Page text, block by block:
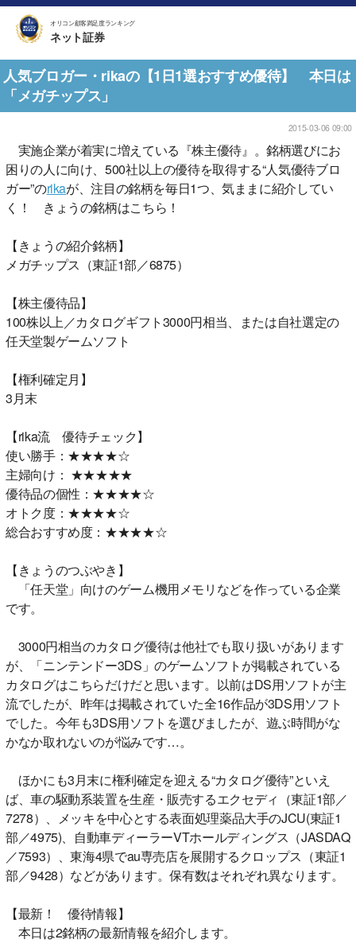
オリコン顧客満足度ランキング
ネット証券
人気ブロガー・rikaの【1日1選おすすめ優待】 本日は
「メガチップス」
2015-03-06 09:00
実施企業が着実に増えている『株主優待』。銘柄選びにお
困りの人に向け、500社以上の優待を取得する“人気優待ブロ
ガー”のrikaが、注目の銘柄を毎日1つ、気ままに紹介してい
く！ きょうの銘柄はこちら！
【きょうの紹介銘柄】
メガチップス（東証1部／6875）
【株主優待品】
100株以上／カタログギフト3000円相当、または自社選定の
任天堂製ゲームソフト
【権利確定月】
3月末
【rika流 優待チェック】
使い勝手：★★★★☆
主婦向け： ★★★★★
優待品の個性：★★★★☆
オトク度：★★★★☆
総合おすすめ度：★★★★☆
【きょうのつぶやき】
「任天堂」向けのゲーム機用メモリなどを作っている企業
です。
3000円相当のカタログ優待は他社でも取り扱いがあります
が、「ニンテンドー3DS」のゲームソフトが掲載されている
カタログはこちらだけだと思います。以前はDS用ソフトが主
流でしたが、昨年は掲載されていた全16作品が3DS用ソフト
でした。今年も3DS用ソフトを選びましたが、遊ぶ時間がな
かなか取れないのが悩みです…。
ほかにも3月末に権利確定を迎える“カタログ優待”といえ
ば、車の駆動系装置を生産・販売するエクセディ（東証1部／
7278）、メッキを中心とする表面処理薬品大手のJCU(東証1
部／4975)、自動車ディーラーVTホールディングス（JASDAQ
／7593）、東海4県でau専売店を展開するクロップス（東証1
部／9428）などがあります。保有数はそれぞれ異なります。
【最新！ 優待情報】
本日は2銘柄の最新情報を紹介します。